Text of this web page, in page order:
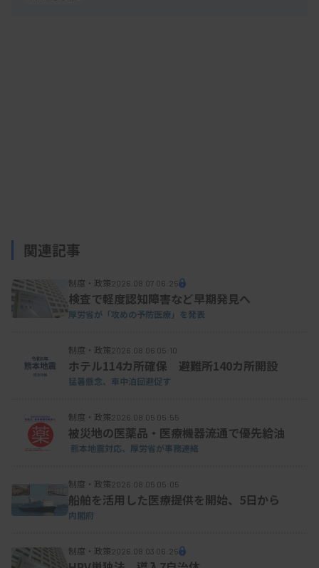
像検査・生理学的検査・病理学的検査が含まれ、結
ったりした事象が当たる。「重大性の定義は各病院
で設定する」とし、院内で運用するパニック値の設
関連記事
制度・政策2026.08.07 06:25
検査で軽度認知障害など早期発見へ
厚労省が「攻めの予防医療」を発表
制度・政策2026.08.06 05:10
ホテル114カ所確保 避難所140カ所開設
猛暑懸念、車中泊回避促す
制度・政策2026.08.05 05:55
被災地の医薬品・医療機器流通で優先給油
熊本地震対応、厚労省が事務連絡
制度・政策2026.08.05 05:05
船舶を活用した医療提供を開始、5日から
内閣府
制度・政策2026.08.03 06:25